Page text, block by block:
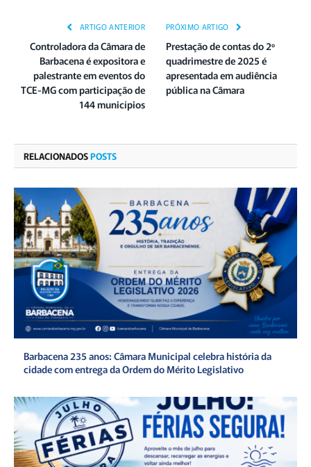
ARTIGO ANTERIOR
Controladora da Câmara de
Barbacena é expositora e
palestrante em eventos do
TCE-MG com participação de
144 municípios
PRÓXIMO ARTIGO
Prestação de contas do 2º
quadrimestre de 2025 é
apresentada em audiência
pública na Câmara
RELACIONADOSPOSTS
Barbacena 235 anos: Câmara Municipal celebra história da
cidade com entrega da Ordem do Mérito Legislativo